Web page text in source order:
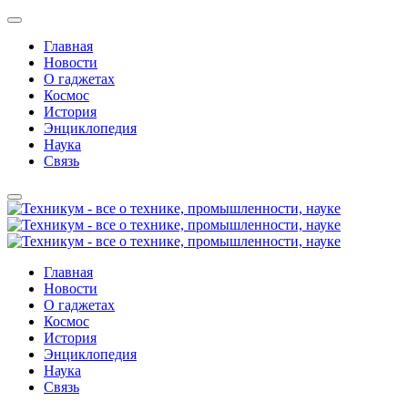
Главная
Новости
О гаджетах
Космос
История
Энциклопедия
Наука
Связь
Главная
Новости
О гаджетах
Космос
История
Энциклопедия
Наука
Связь